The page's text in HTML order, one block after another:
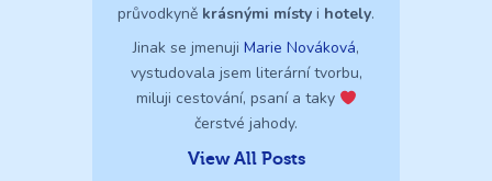
průvodkyně krásnými místy i hotely.
Jinak se jmenuji Marie Nováková,
vystudovala jsem literární tvorbu,
miluji cestování, psaní a taky
čerstvé jahody.
View All Posts